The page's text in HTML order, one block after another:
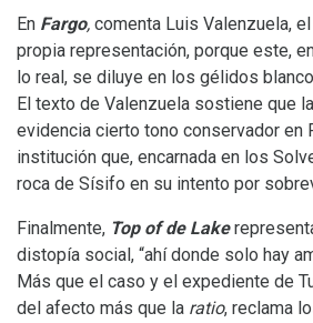
En Fargo, comenta Luis Valenzuela,
propia representación, porque este,
lo real, se diluye en los gélidos
El texto de Valenzuela sostiene que
evidencia cierto tono conservador en
institución que, encarnada en los
roca de Sísifo en su intento por
Finalmente, Top of de Lake
distopía social, “ahí donde solo hay
Más que el caso y el expediente de
del afecto más que la ratio, reclama